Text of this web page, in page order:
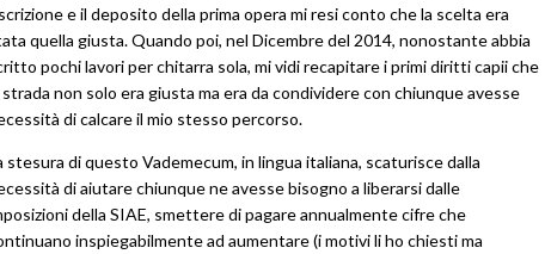
e il deposito della prima opera mi resi conto che la scelta era
quella giusta. Quando poi, nel Dicembre del 2014, nonostante abbia
pochi lavori per chitarra sola, mi vidi recapitare i primi diritti capii che
strada non solo era giusta ma era da condividere con chiunque avesse
di calcare il mio stesso percorso.
stesura di questo Vademecum, in lingua italiana, scaturisce dalla
di aiutare chiunque ne avesse bisogno a liberarsi dalle
della SIAE, smettere di pagare annualmente cifre che
inspiegabilmente ad aumentare (i motivi li ho chiesti ma